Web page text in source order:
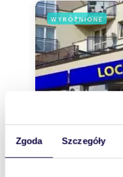
Zgoda Szczegóły
WYRÓŻNIONE